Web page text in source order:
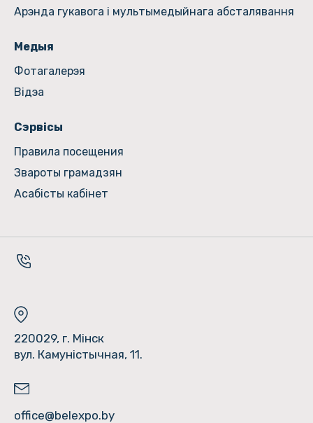
Арэнда гукавога і мультымедыйнага абсталявання
Медыя
Фотагалерэя
Відэа
Сэрвісы
Правила посещения
Звароты грамадзян
Асабісты кабінет
220029, г. Мінск
вул. Камуністычная, 11.
office@belexpo.by